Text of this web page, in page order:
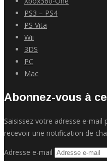
PS3 – PS4
PS Vita
Wii
3DS
PC
Mac
Abonnez-vous à
Saisissez votre adresse e-
recevoir une notification de
Adresse e-mail